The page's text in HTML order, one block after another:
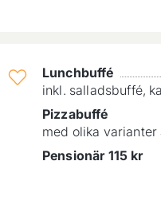
Lunchbuffé
inkl. salladsbuffé,
Pizzabuffé
med olika
Pensionär 115 kr